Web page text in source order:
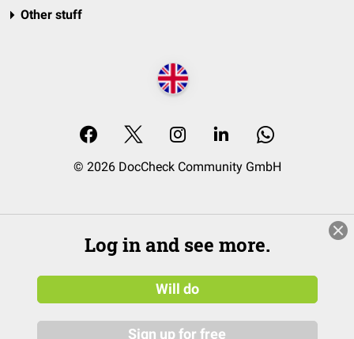
Other stuff
© 2026 DocCheck Community GmbH
Log in and see more.
Will do
Sign up for free